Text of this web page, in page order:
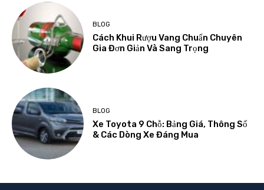
BLOG
Cách Khui Rượu Vang Chuẩn Chuyên
Gia Đơn Giản Và Sang Trọng
BLOG
Xe Toyota 9 Chỗ: Bảng Giá, Thông Số
& Các Dòng Xe Đáng Mua